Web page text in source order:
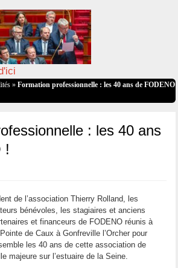
» Formation professionnelle : les 40 ans de FODENO
: les 40 ans
!
de l’association Thierry Rolland, les
bénévoles, les stagiaires et anciens
et financeurs de FODENO réunis à
de Caux à Gonfreville l’Orcher pour
les 40 ans de cette association de
majeure sur l’estuaire de la Seine.